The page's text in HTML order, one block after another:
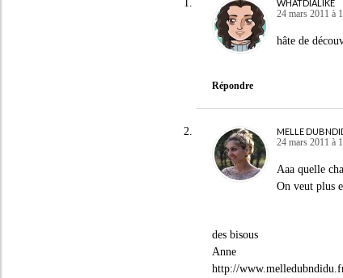
WHATDIALIKE
24 mars 2011 à
hâte de
Répondre
MELLE
24 mars 2011 à
Aaa quelle
On veut plus
des bisous
Anne
http://